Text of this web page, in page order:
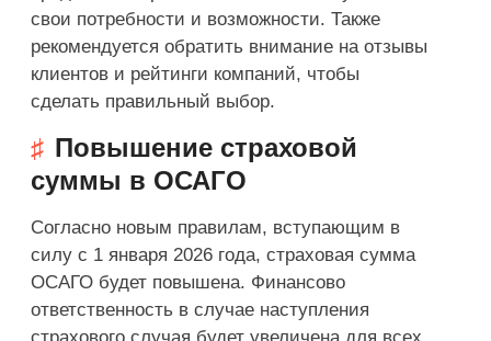
свои потребности и возможности. Также
рекомендуется обратить внимание на отзывы
клиентов и рейтинги компаний, чтобы
сделать правильный выбор.
Повышение страховой
суммы в ОСАГО
Согласно новым правилам, вступающим в
силу с 1 января 2026 года, страховая сумма
ОСАГО будет повышена. Финансово
ответственность в случае наступления